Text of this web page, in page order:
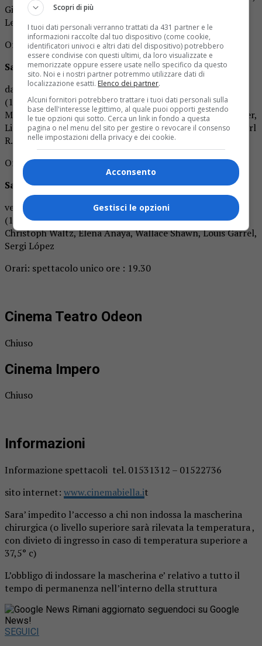
Giovanni Veronesi, Lorenzo Jovanotti, Jane Birkin, Patrice
Leconte e Peppe Servillo
Orari: spettacolo unico ore : 19.30
Sala 2
da venerdì a domenica: ”NOMADLAND ” 2020, USA, UK
(108’) (Drammatico) di Chloé Zhao con Frances
McDormand, David Strathairn, Gay DeForest, Patricia Grier,
Linda May, Bob Wells, Charlene Swankie, Angela Reyes, Carl
R. Hughes, Douglas G. Soul
Orari: spettacolo unico ore : 19.30
Sala 3
venerdì – domenica: ”RIFKIN’S FESTIVAL ” 2020, USA, UK
(119’) (Commedia) di Woody Allen con Gina Gershon,
Christoph Waltz, Elena Anaya, Wallace Shawn, Louis Garrel,
Sergi López
Orari: spettacolo unico ore : 19.30
Cinema Teatro Odeon
Chiuso
Cinema Impero
Chiuso
Informazioni
Informazione spettacoli tel. 01531312 – 01522736
sito internet: www.cinemabiella.it
Sara’ impedito l’accesso a chi non indossa la mascherina
chirurgica (o livello superiore sarà rilevata la temperatura ,
con divieto di ingresso in caso di temperatura superiore a
37,5° c)
L’obbligo di indossare la mascherina e’ relativo a tutto il
tempo di permanenza nell’interno della struttura
Rimani aggiornato seguendoci su Google
News!
SEGUICI
Scopri di più
I tuoi dati personali verranno trattati da 431 partner e le
informazioni raccolte dal tuo dispositivo (come cookie,
identificatori univoci e altri dati del dispositivo) potrebbero
essere condivise con questi ultimi, da loro visualizzate e
memorizzate oppure essere usate nello specifico da questo
sito. Noi e i nostri partner potremmo utilizzare dati di
localizzazione esatti. Elenco dei partner.
Alcuni fornitori potrebbero trattare i tuoi dati personali sulla
base dell'interesse legittimo, al quale puoi opporti gestendo
le tue opzioni qui sotto. Cerca un link in fondo a questa
pagina o nel menu del sito per gestire o revocare il consenso
nelle impostazioni della privacy e dei cookie.
Acconsento
Gestisci le opzioni